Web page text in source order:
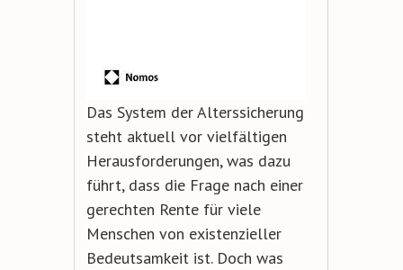
Das System der Alterssicherung
steht aktuell vor vielfältigen
Herausforderungen, was dazu
führt, dass die Frage nach einer
gerechten Rente für viele
Menschen von existenzieller
Bedeutsamkeit ist. Doch was